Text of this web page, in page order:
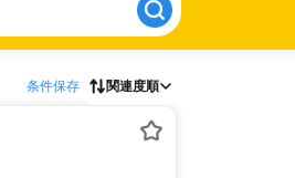
条件保存 関連度順